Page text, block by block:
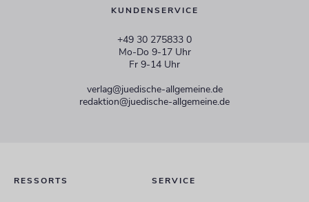
KUNDENSERVICE
+49 30 275833 0
Mo-Do 9-17 Uhr
Fr 9-14 Uhr
verlag@juedische-allgemeine.de
redaktion@juedische-allgemeine.de
RESSORTS SERVICE